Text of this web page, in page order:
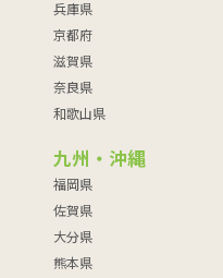
兵庫県
京都府
滋賀県
奈良県
和歌山県
九州・沖縄
福岡県
佐賀県
大分県
熊本県